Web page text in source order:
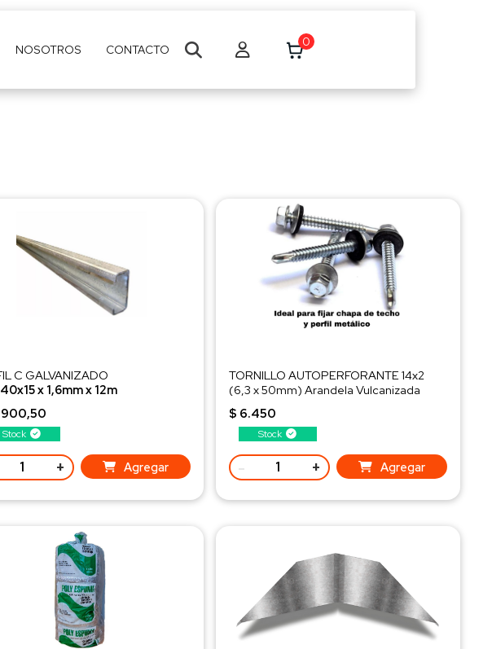
NOSOTROS CONTACTO
0
Stock
C GALVANIZADO
x 1,6mm x 12m
kg/ud
+ Agregar
Stock
TORNILLO AUTOPERFORANTE 14x2
(6,3 x 50mm) Arandela Vulcanizada
Bolsa x 50 Uds.
Uso: CHAPA-CHAPA
$ 6.450
- + Agregar